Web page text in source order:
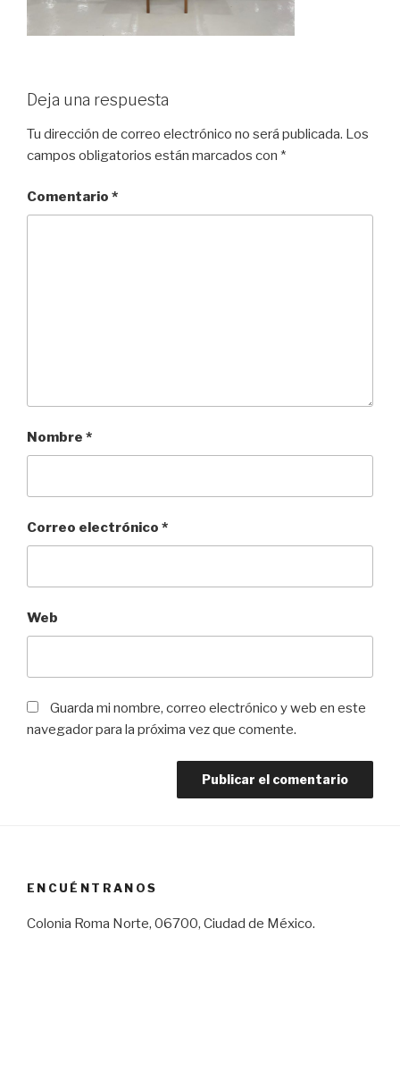
Deja una respuesta
Tu dirección de correo electrónico no será publicada. Los
campos obligatorios están marcados con *
Comentario *
Nombre *
Correo electrónico *
Web
Guarda mi nombre, correo electrónico y web en este
navegador para la próxima vez que comente.
ENCUÉNTRANOS
Colonia Roma Norte, 06700, Ciudad de México.